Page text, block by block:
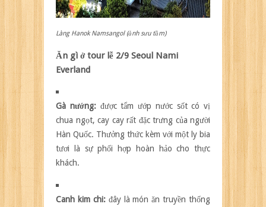
Làng Hanok Namsangol (ảnh sưu tầm)
Ăn gì ở tour lễ 2/9 Seoul Nami
Everland
Gà nướng: được tẩm ướp nước sốt có vị
chua ngọt, cay cay rất đặc trưng của người
Hàn Quốc. Thưởng thức kèm với một ly bia
tươi là sự phối hợp hoàn hảo cho thực
khách.
Canh kim chi: đây là món ăn truyền thống